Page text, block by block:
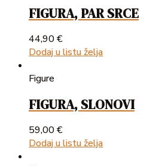
FIGURA, PAR SRCE
44,90€
Dodaj u listu želja
Figure
FIGURA, SLONOVI
59,00€
Dodaj u listu želja